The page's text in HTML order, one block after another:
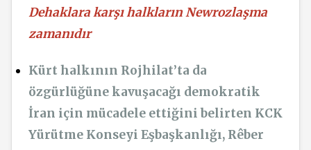
Dehaklara karşı halkların Newrozlaşma
zamanıdır
Kürt halkının Rojhilat’ta da
özgürlüğüne kavuşacağı demokratik
İran için mücadele ettiğini belirten KCK
Yürütme Konseyi Eşbaşkanlığı, Rêber